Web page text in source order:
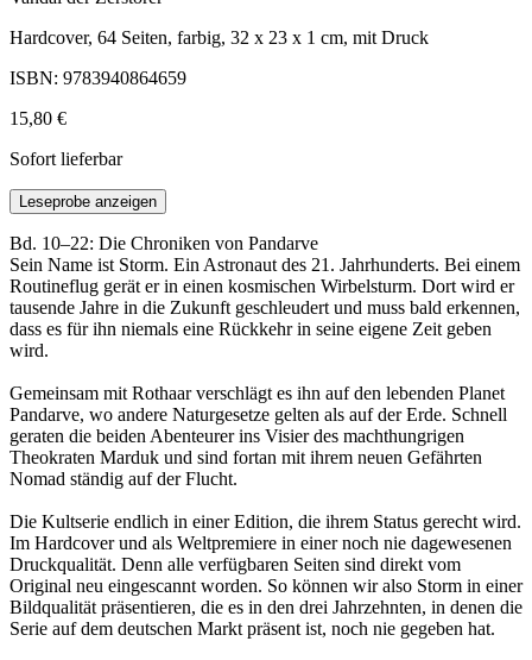
Hardcover, 64 Seiten, farbig, 32 x 23 x 1 cm, mit Druck
ISBN: 9783940864659
15,80 €
Sofort lieferbar
Leseprobe anzeigen
Bd. 10–22: Die Chroniken von Pandarve
Sein Name ist Storm. Ein Astronaut des 21. Jahrhunderts. Bei einem
Routineflug gerät er in einen kosmischen Wirbelsturm. Dort wird er
tausende Jahre in die Zukunft geschleudert und muss bald erkennen,
dass es für ihn niemals eine Rückkehr in seine eigene Zeit geben
wird.
Gemeinsam mit Rothaar verschlägt es ihn auf den lebenden Planet
Pandarve, wo andere Naturgesetze gelten als auf der Erde. Schnell
geraten die beiden Abenteurer ins Visier des machthungrigen
Theokraten Marduk und sind fortan mit ihrem neuen Gefährten
Nomad ständig auf der Flucht.
Die Kultserie endlich in einer Edition, die ihrem Status gerecht wird.
Im Hardcover und als Weltpremiere in einer noch nie dagewesenen
Druckqualität. Denn alle verfügbaren Seiten sind direkt vom
Original neu eingescannt worden. So können wir also Storm in einer
Bildqualität präsentieren, die es in den drei Jahrzehnten, in denen die
Serie auf dem deutschen Markt präsent ist, noch nie gegeben hat.